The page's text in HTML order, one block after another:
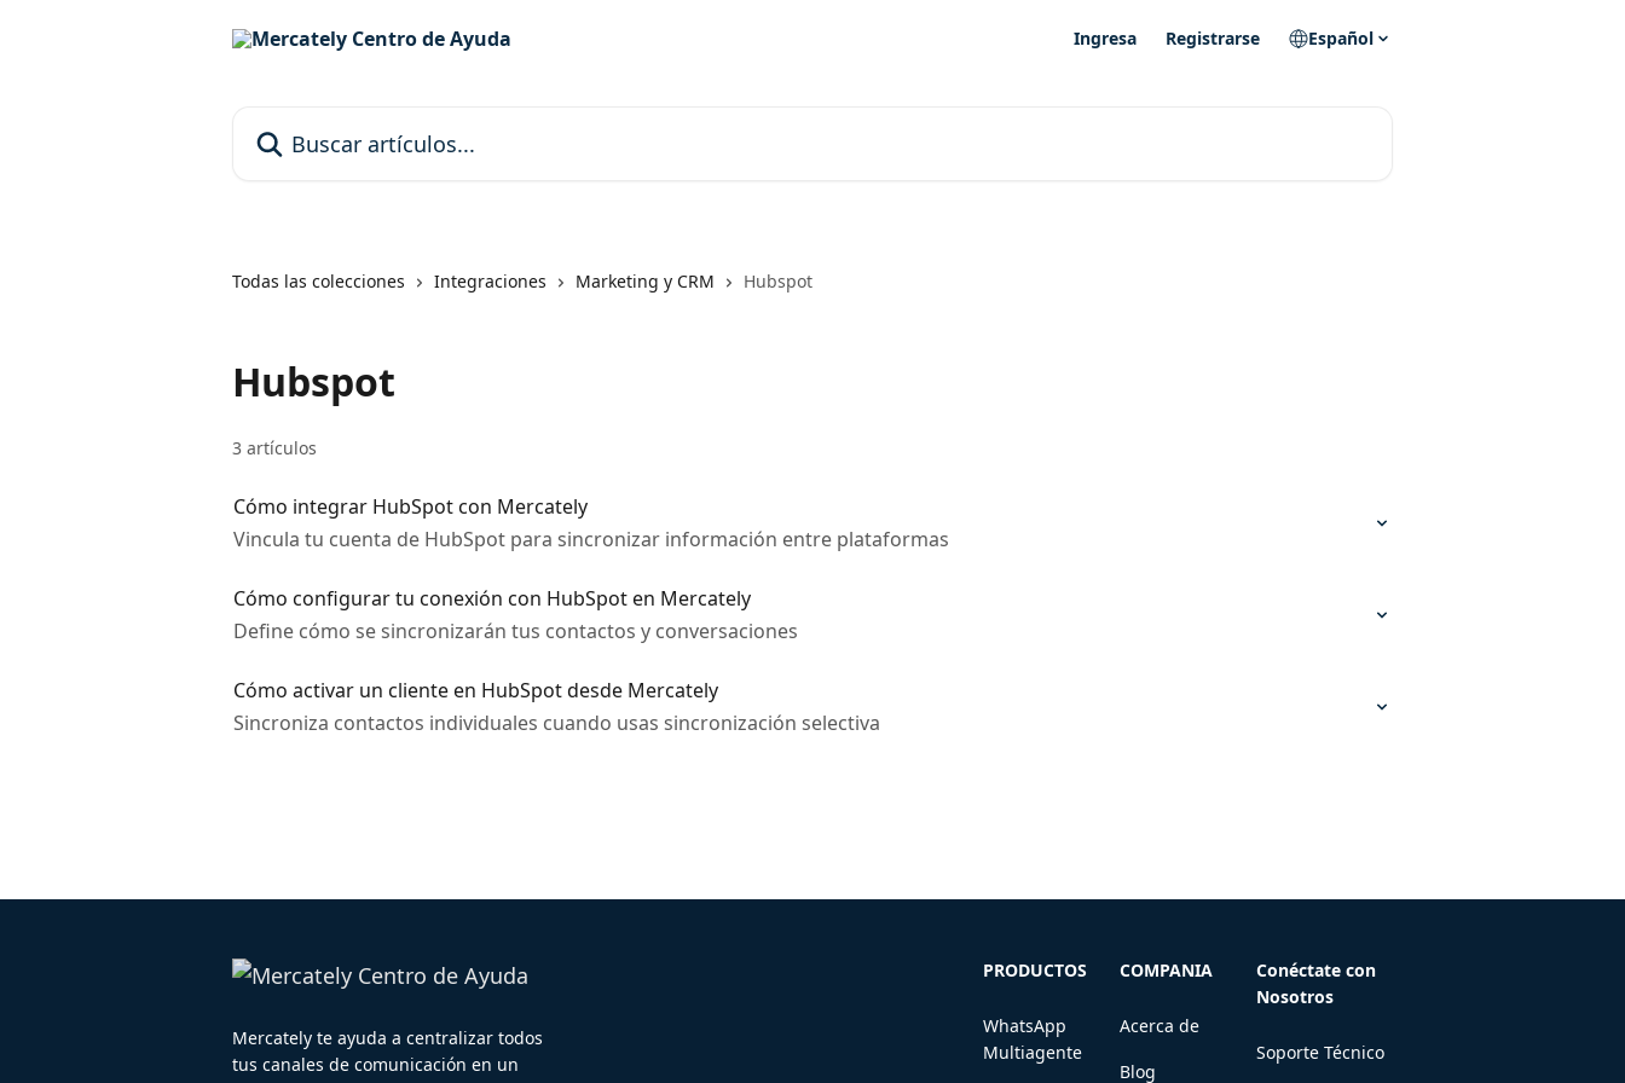
Ingresa Registrarse Español
Todas las colecciones Integraciones Marketing y CRM Hubspot
Hubspot
3 artículos
Cómo integrar HubSpot con Mercately
Vincula tu cuenta de HubSpot para sincronizar información entre plataformas
Cómo configurar tu conexión con HubSpot en Mercately
Define cómo se sincronizarán tus contactos y conversaciones
Cómo activar un cliente en HubSpot desde Mercately
Sincroniza contactos individuales cuando usas sincronización selectiva
Mercately te ayuda a centralizar todos
tus canales de comunicación en un
PRODUCTOS
WhatsApp
Multiagente
COMPANIA
Acerca de
Blog
Conéctate con
Nosotros
Soporte Técnico